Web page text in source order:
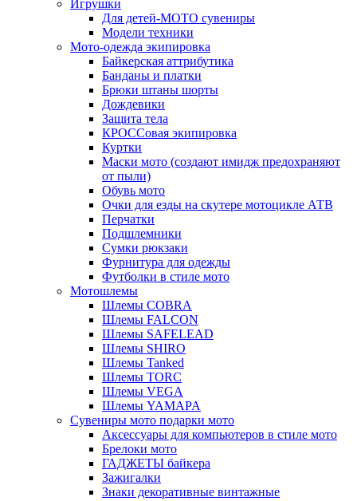
Игрушки
Для детей-МОТО сувениры
Модели техники
Мото-одежда экипировка
Байкерская аттрибутика
Банданы и платки
Брюки штаны шорты
Дождевики
Защита тела
КРОССовая экипировка
Куртки
Маски мото (создают имидж предохраняют
от пыли)
Обувь мото
Очки для езды на скутере мотоцикле АТВ
Перчатки
Подшлемники
Сумки рюкзаки
Фурнитура для одежды
Футболки в стиле мото
Мотошлемы
Шлемы COBRA
Шлемы FALCON
Шлемы SAFELEAD
Шлемы SHIRO
Шлемы Tanked
Шлемы TORC
Шлемы VEGA
Шлемы YAMAPA
Сувениры мото подарки мото
Аксессуары для компьютеров в стиле мото
Брелоки мото
ГАДЖЕТЫ байкера
Зажигалки
Знаки декоративные винтажные